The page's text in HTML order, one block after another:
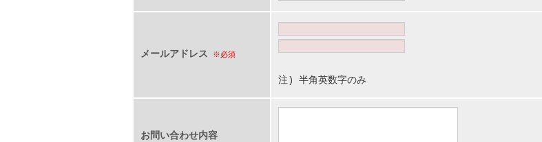
メールアドレス ※必須
注) 半角英数字のみ
お問い合わせ内容